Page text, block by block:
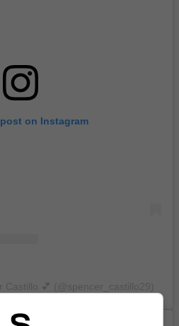
on Instagram